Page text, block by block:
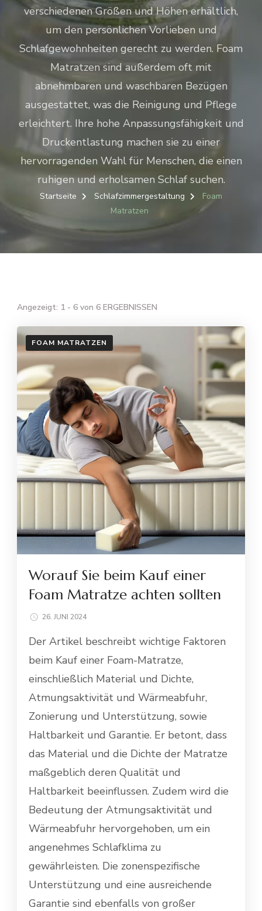
verschiedenen Größen und Höhen erhältlich,
um den persönlichen Vorlieben und
Schlafgewohnheiten gerecht zu werden. Foam
Matratzen sind außerdem oft mit
abnehmbaren und waschbaren Bezügen
ausgestattet, was die Reinigung und Pflege
erleichtert. Ihre hohe Anpassungsfähigkeit und
Druckentlastung machen sie zu einer
hervorragenden Wahl für Menschen, die einen
ruhigen und erholsamen Schlaf suchen.
Startseite Schlafzimmergestaltung
Foam
Matratzen
Angezeigt: 1 - 6 von 6 ERGEBNISSEN
FOAM MATRATZEN
Worauf Sie beim Kauf einer
Foam Matratze achten sollten
26. JUNI 2024
Der Artikel beschreibt wichtige Faktoren
beim Kauf einer Foam-Matratze,
einschließlich Material und Dichte,
Atmungsaktivität und Wärmeabfuhr,
Zonierung und Unterstützung, sowie
Haltbarkeit und Garantie. Er betont, dass
das Material und die Dichte der Matratze
maßgeblich deren Qualität und
Haltbarkeit beeinflussen. Zudem wird die
Bedeutung der Atmungsaktivität und
Wärmeabfuhr hervorgehoben, um ein
angenehmes Schlafklima zu
gewährleisten. Die zonenspezifische
Unterstützung und eine ausreichende
Garantie sind ebenfalls von großer